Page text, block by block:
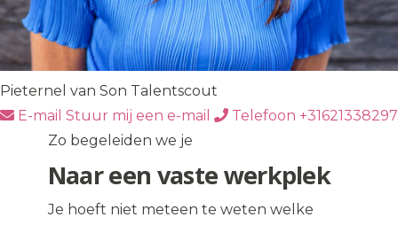
Pieternel van Son Talentscout
E-mail Stuur mij een e-mail Telefoon +31621338297
Zo begeleiden we je
Naar een vaste werkplek
Je hoeft niet meteen te weten welke